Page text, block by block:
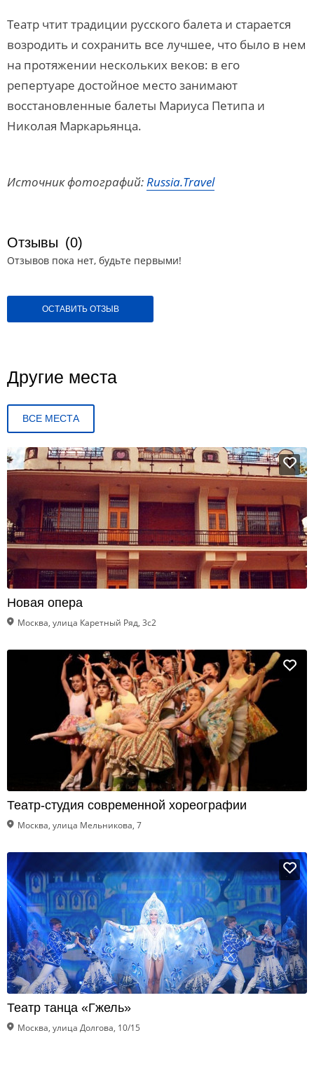
Театр чтит традиции русского балета и старается
возродить и сохранить все лучшее, что было в нем
на протяжении нескольких веков: в его
репертуаре достойное место занимают
восстановленные балеты Мариуса Петипа и
Николая Маркарьянца.
Источник фотографий:Russia.Travel
Отзывы (0)
Отзывов пока нет, будьте первыми!
ОСТАВИТЬ ОТЗЫВ
Другие места
ВСЕ МЕСТА
Новая опера
Москва, улица Каретный Ряд, 3с2
Театр-студия современной хореографии
Москва, улица Мельникова, 7
Театр танца «Гжель»
Москва, улица Долгова, 10/15